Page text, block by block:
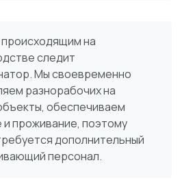
на
следит
Мы своевременно
разнорабочих на
обеспечиваем
и проживание, поэтому
дополнительный
персонал.